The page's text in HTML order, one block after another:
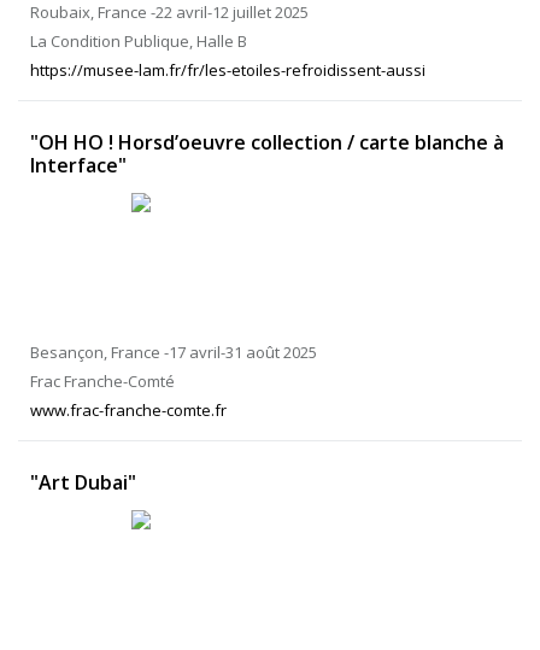
Roubaix, France -22 avril-12 juillet 2025
La Condition Publique, Halle B
https://musee-lam.fr/fr/les-etoiles-refroidissent-aussi
"OH HO ! Horsd’oeuvre collection / carte blanche à
Interface"
Besançon, France -17 avril-31 août 2025
Frac Franche-Comté
www.frac-franche-comte.fr
"Art Dubai"